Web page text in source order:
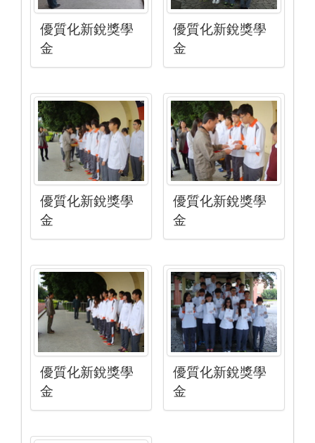
優質化新銳獎學
金
優質化新銳獎學
金
優質化新銳獎學
金
優質化新銳獎學
金
優質化新銳獎學
金
優質化新銳獎學
金